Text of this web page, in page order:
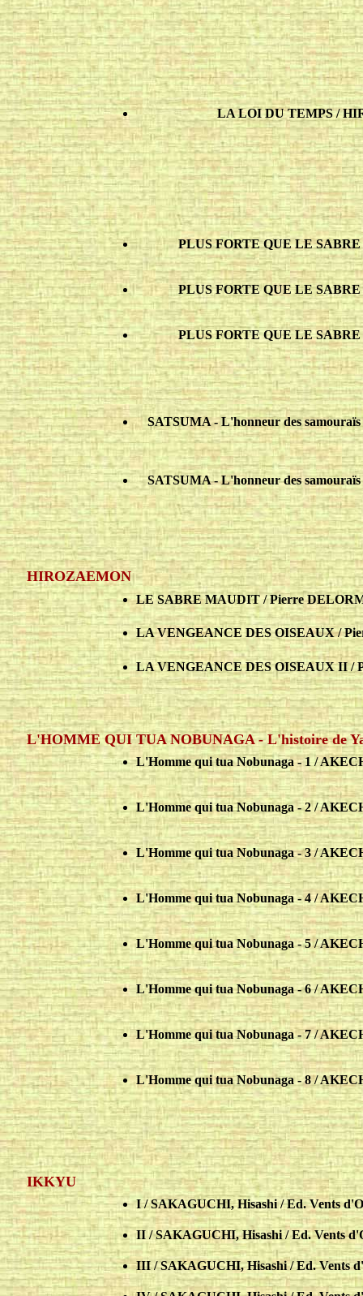
LA LOI DU TEMPS /
PLUS FORTE QUE LE
PLUS FORTE QUE LE
PLUS FORTE QUE LE
SATSUMA - L'honneur des
SATSUMA - L'honneur des
HIROZAEMON
LE SABRE MAUDIT / Pierre
LA VENGEANCE DES OISEAUX /
LA VENGEANCE DES OISEAUX II /
L'HOMME QUI TUA NOBUNAGA - L'histoire de
L'Homme qui tua Nobunaga - 1 /
L'Homme qui tua Nobunaga - 2 /
L'Homme qui tua Nobunaga - 3 /
L'Homme qui tua Nobunaga - 4 /
L'Homme qui tua Nobunaga - 5 /
L'Homme qui tua Nobunaga - 6 /
L'Homme qui tua Nobunaga - 7 /
L'Homme qui tua Nobunaga - 8 /
IKKYU
I / SAKAGUCHI, Hisashi / Ed. Vents
II / SAKAGUCHI, Hisashi / Ed. Vents
III / SAKAGUCHI, Hisashi / Ed. Vents